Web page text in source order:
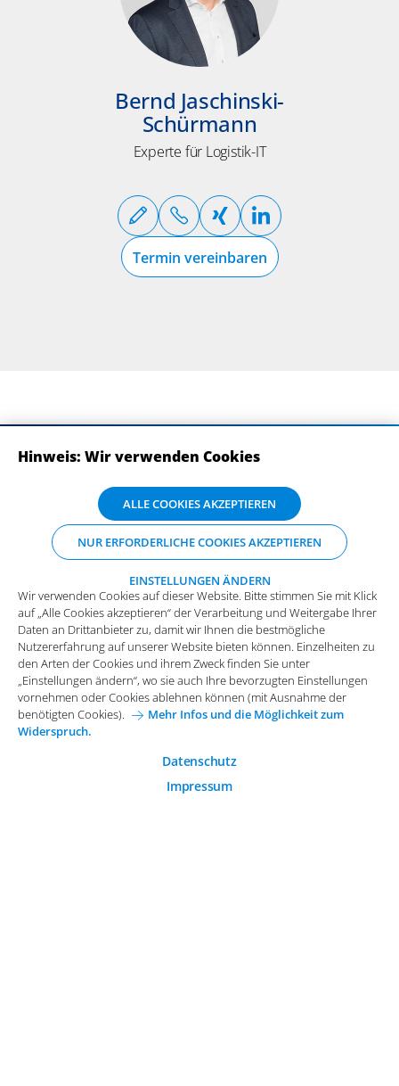
Bernd Jaschinski-
Schürmann
Experte für Logistik-IT
Termin vereinbaren
Impressum Datenschutz
Allgemeine Einkaufsbedingungen
Karriere bei Arvato Systems Kontakt
Wir verwenden Cookies auf dieser Website. Bitte stimmen Sie mit Klick
auf „Alle Cookies akzeptieren“ der Verarbeitung und Weitergabe Ihrer
Daten an Drittanbieter zu, damit wir Ihnen die bestmögliche
Nutzererfahrung auf unserer Website bieten können. Einzelheiten zu
den Arten der Cookies und ihrem Zweck finden Sie unter
„Einstellungen ändern“, wo sie auch Ihre bevorzugten Einstellungen
vornehmen oder Cookies ablehnen können (mit Ausnahme der
benötigten Cookies).
Mehr Infos und die Möglichkeit zum
Widerspruch.
Datenschutz
Impressum
Hinweis: Wir verwenden Cookies
ALLE COOKIES AKZEPTIEREN
NUR ERFORDERLICHE COOKIES AKZEPTIEREN
EINSTELLUNGEN ÄNDERN
Wir verwenden Cookies auf dieser Website. Bitte stimmen Sie mit Klick
auf „Alle Cookies akzeptieren“ der Verarbeitung und Weitergabe Ihrer
Daten an Drittanbieter zu, damit wir Ihnen die bestmögliche
Nutzererfahrung auf unserer Website bieten können. Einzelheiten zu
den Arten der Cookies und ihrem Zweck finden Sie unter
„Einstellungen ändern“, wo sie auch Ihre bevorzugten Einstellungen
vornehmen oder Cookies ablehnen können (mit Ausnahme der
benötigten Cookies).
Mehr Infos und die Möglichkeit zum
Widerspruch.
Funktionale Cookies
Diese Cookies sind essenziell wichtig für die einwandfreie
Funktion der Website.
Analytische Cookies
Analytische Cookies werden verwendet, um das